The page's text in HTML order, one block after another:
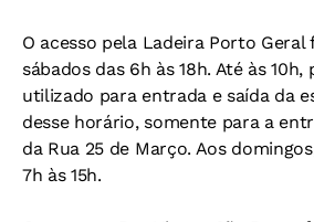
O acesso pela Ladeira Porto Geral
sábados das 6h às 18h. Até às 10h,
utilizado para entrada e saída da
desse horário, somente para a
da Rua 25 de Março. Aos
7h às 15h.